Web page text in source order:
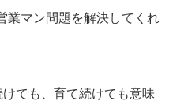
業マン問題を解決してくれ
ても、育て続けても意味